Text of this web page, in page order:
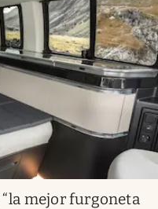
mejor furgoneta